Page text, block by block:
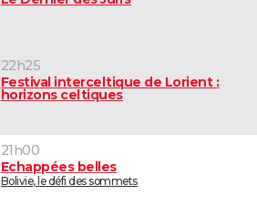
22h25
Festival interceltique de Lorient :
horizons celtiques
21h00
Echappées belles
Bolivie, le défi des sommets